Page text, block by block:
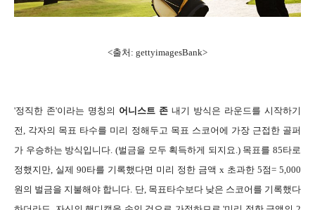
<출처: gettyimagesBank>
'정직한 존'이라는 명칭의 어니스트 존 내기 방식은 라운드를 시작하기
전, 각자의 목표 타수를 미리 정해두고 목표 스코어에 가장 근접한 골퍼
가 우승하는 방식입니다. (벌금을 모두 획득하게 되지요.) 목표를 85타로
정했지만, 실제 90타를 기록했다면 미리 정한 금액 x 초과한 5점= 5,000
원의 벌금을 지불해야 합니다. 단, 목표타수보다 낮은 스코어를 기록했다